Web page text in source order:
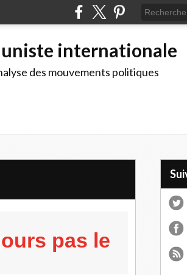
internationale
des mouvements politiques
pas le